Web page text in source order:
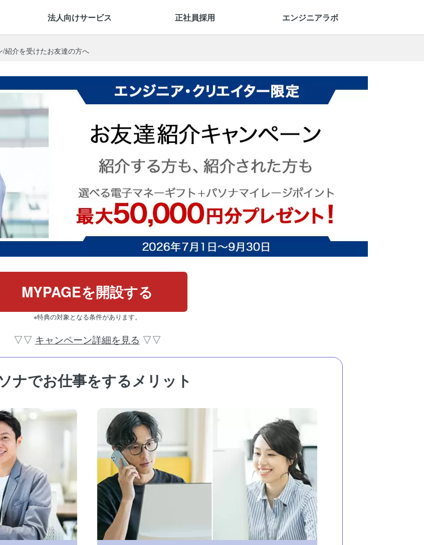
会を実現する法人向けサービス 正社員採用 エンジニアラボ
紹介を受けたお友達の方へ
MYPAGEを開設する
※特典の対象となる条件があります。
▽▽ キャンペーン詳細を見る ▽▽
ナでお仕事をするメリット